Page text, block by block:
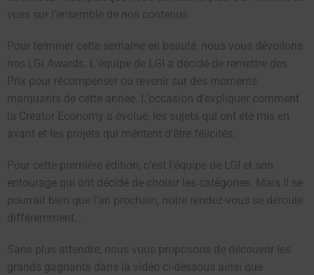
vues sur l’ensemble de nos contenus.
Pour terminer cette semaine en beauté, nous vous dévoilons
nos LGi Awards. L’équipe de LGI a décidé de remettre des
Prix pour récompenser ou revenir sur des moments
marquants de cette année. L’occasion d’expliquer comment
la Creator Economy a évolué, les sujets qui ont été mis en
avant et les projets qui méritent d’être félicités.
Pour cette première édition, c’est l’équipe de LGI et son
entourage qui ont décidé de choisir les catégories. Mais il se
pourrait bien que l’an prochain, notre rendez-vous se déroule
différemment…
Sans plus attendre, nous vous proposons de découvrir les
grands gagnants dans la vidéo ci-dessous ainsi que